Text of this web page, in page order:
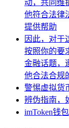
动，共同维
他符合法律
提供帮助
因此，对于
按照你的要
金融话题，
他合法合规
警惕虚拟货
辨伪指南，
imToken钱